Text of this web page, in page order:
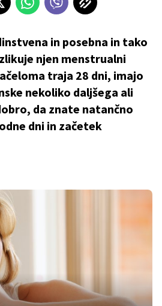
in posebna in tako
njen menstrualni
traja 28 dni, imajo
nekoliko daljšega ali
da znate natančno
dni in začetek